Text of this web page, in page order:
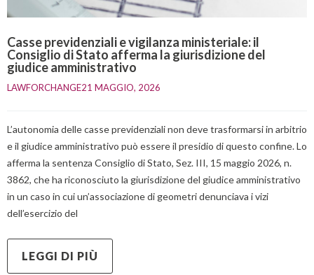
Casse previdenziali e vigilanza ministeriale: il
Consiglio di Stato afferma la giurisdizione del
giudice amministrativo
LAWFORCHANGE21 MAGGIO, 2026
L’autonomia delle casse previdenziali non deve trasformarsi in arbitrio
e il giudice amministrativo può essere il presidio di questo confine. Lo
afferma la sentenza Consiglio di Stato, Sez. III, 15 maggio 2026, n.
3862, che ha riconosciuto la giurisdizione del giudice amministrativo
in un caso in cui un’associazione di geometri denunciava i vizi
dell’esercizio del
LEGGI DI PIÙ